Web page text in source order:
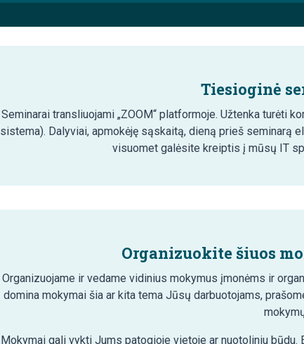
Tiesioginė
Seminarai transliuojami „ZOOM“ platformoje. Užtenka turėti
sistema). Dalyviai, apmokėję sąskaitą, dieną prieš seminarą
visuomet galėsite kreiptis į mūsų IT
Organizuokite šiuos
Organizuojame ir vedame vidinius mokymus įmonėms ir
domina mokymai šia ar kita tema Jūsų darbuotojams,
Mokymai gali vykti Jums patogioje vietoje ar nuotoliniu